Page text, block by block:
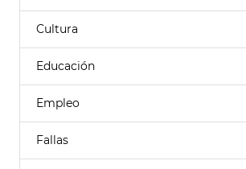
Cultura
Educación
Empleo
Fallas